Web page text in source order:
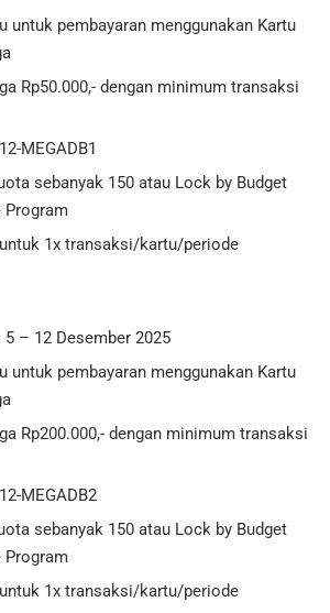
untuk pembayaran menggunakan Kartu
Rp50.000,- dengan minimum transaksi
MEGADB1
sebanyak 150 atau Lock by Budget
Program
1x transaksi/kartu/periode
– 12 Desember 2025
untuk pembayaran menggunakan Kartu
Rp200.000,- dengan minimum transaksi
MEGADB2
sebanyak 150 atau Lock by Budget
Program
1x transaksi/kartu/periode